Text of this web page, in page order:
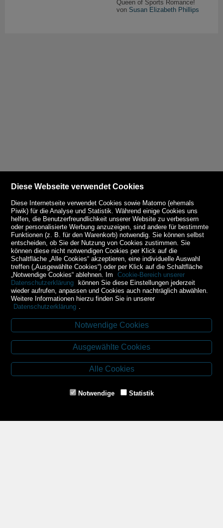
Queen of Sports Romance!
von Susan Elizabeth Phillips
Kontakt
Budweiser Str. 3
3943 Schrems
Tel.: 02853/77239
E-Mail: schrems@spazierer.at
Diese Webseite verwendet Cookies
Diese Internetseite verwendet Cookies sowie Matomo (ehemals
Piwik) für die Analyse und Statistik. Während einige Cookies uns
helfen, die Benutzerfreundlichkeit unserer Website zu verbessern
oder personalisierte Werbung anzuzeigen, sind andere für bestimmte
Funktionen (z. B. für den Warenkorb) notwendig. Sie können selbst
entscheiden, ob Sie der Nutzung von Cookies zustimmen. Sie
können diese nicht notwendigen Cookies per Klick auf die
Schaltfläche „Alle Cookies“ akzeptieren, eine individuelle Auswahl
treffen („Ausgewählte Cookies“) oder per Klick auf die Schaltfläche
„Notwendige Cookies“ ablehnen. Im
Cookie-Bereich unserer
Datenschutzerklärung können Sie diese Einstellungen jederzeit
wieder aufrufen, anpassen und Cookies auch nachträglich abwählen.
Weitere Informationen hierzu finden Sie in unserer
Datenschutzerklärung
Notwendige Cookies
Ausgewählte Cookies
Alle Cookies
Notwendige Statistik